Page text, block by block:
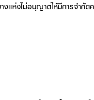
แห่งไม่อนุญาตให้มีการจำกั